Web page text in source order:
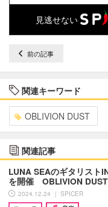
見逃せない
前の記事
関連キーワード
OBLIVION DUST
関連記事
LUNA SEAのギタリスト
を開催 OBLIVION
2024.12.24 ｜ SPICER